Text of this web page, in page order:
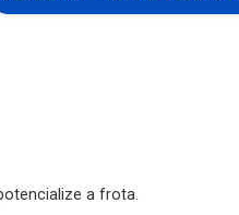
a frota.